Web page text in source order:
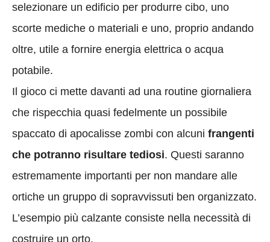
selezionare un edificio per produrre cibo, uno
scorte mediche o materiali e uno, proprio andando
oltre, utile a fornire energia elettrica o acqua
potabile.
Il gioco ci mette davanti ad una routine giornaliera
che rispecchia quasi fedelmente un possibile
spaccato di apocalisse zombi con alcuni frangenti
che potranno risultare tediosi. Questi saranno
estremamente importanti per non mandare alle
ortiche un gruppo di sopravvissuti ben organizzato.
L’esempio più calzante consiste nella necessità di
costruire un orto.